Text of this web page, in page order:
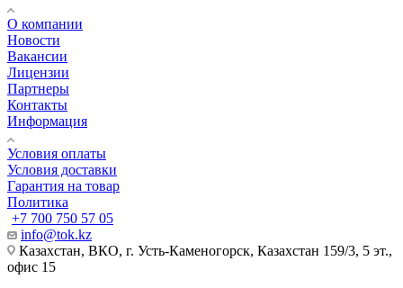
О компании
Новости
Вакансии
Лицензии
Партнеры
Контакты
Информация
Условия оплаты
Условия доставки
Гарантия на товар
Политика
+7 700 750 57 05
info@tok.kz
Казахстан, ВКО, г. Усть-Каменогорск, Казахстан 159/3, 5 эт.,
офис 15